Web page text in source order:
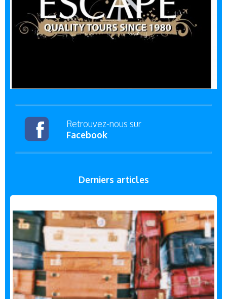
Retrouvez-nous sur
Facebook
Derniers articles